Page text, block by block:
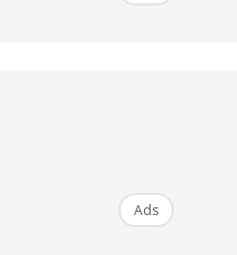
12.30 Malam Pergi Masjid Utk Last
Masuk Ke Raudah. Masa Ni Masih
Ads